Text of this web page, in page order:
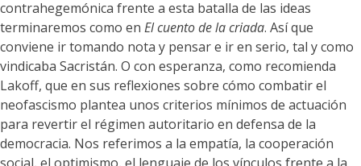
contrahegemónica frente a esta batalla de las ideas
terminaremos como en El cuento de la criada. Así que
conviene ir tomando nota y pensar e ir en serio, tal y como
vindicaba Sacristán. O con esperanza, como recomienda
Lakoff, que en sus reflexiones sobre cómo combatir el
neofascismo plantea unos criterios mínimos de actuación
para revertir el régimen autoritario en defensa de la
democracia. Nos referimos a la empatía, la cooperación